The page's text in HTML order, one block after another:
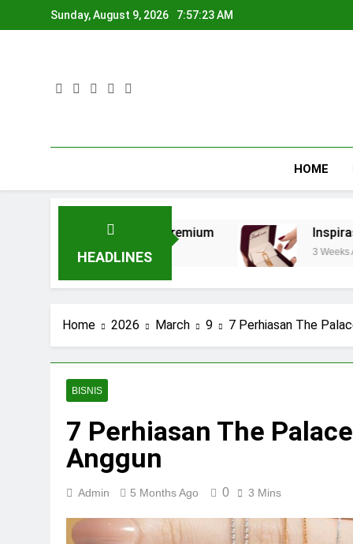
to
Sunday, August 9, 2026 7:57:23 AM
HOME
HEADLINES
Tunangan Premium Inspirasi Hadiah
3 Weeks Ago
Home 2026 March 9 7 Perhiasan The
BISNIS
7 Perhiasan The
Anggun
Admin 5 Months Ago 0 3 Mins